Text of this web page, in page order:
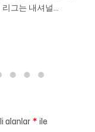
그는 내셔널...
alanlar * ile